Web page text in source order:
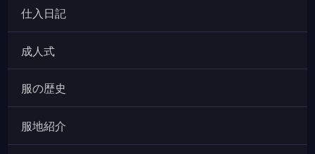
仕入日記
成人式
服の歴史
服地紹介